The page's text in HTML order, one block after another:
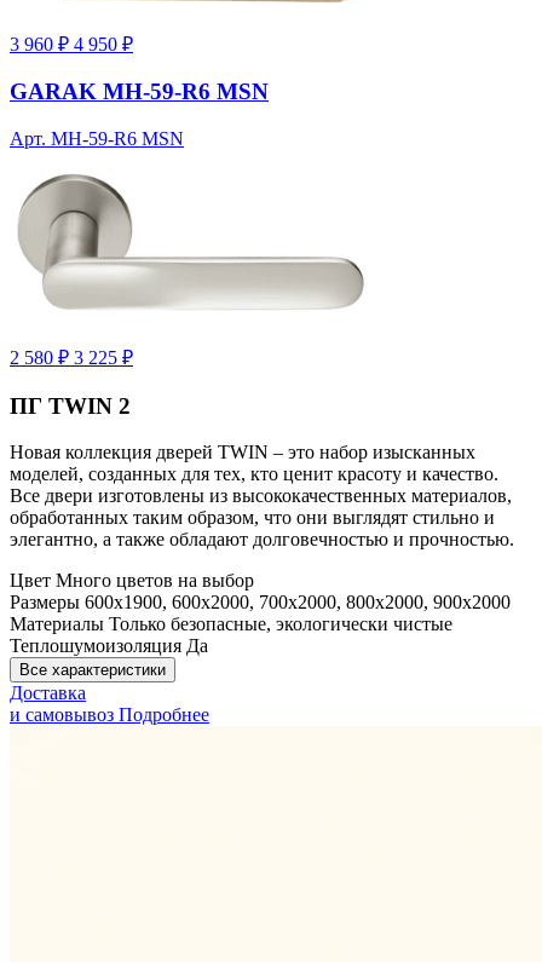
3 960 ₽ 4 950 ₽
GARAK MH-59-R6 MSN
Арт. MH-59-R6 MSN
2 580 ₽ 3 225 ₽
ПГ TWIN 2
Новая коллекция дверей TWIN – это набор изысканных
моделей, созданных для тех, кто ценит красоту и качество.
Все двери изготовлены из высококачественных материалов,
обработанных таким образом, что они выглядят стильно и
элегантно, а также обладают долговечностью и прочностью.
Цвет Много цветов на выбор
Размеры 600x1900, 600x2000, 700x2000, 800x2000, 900x2000
Материалы Только безопасные, экологически чистые
Теплошумоизоляция Да
Все характеристики
Доставка
и самовывоз Подробнее